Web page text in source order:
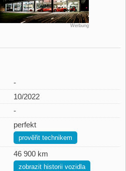
Werbung
-
10/2022
-
perfekt
prověřit technikem
46 900 km
zobrazit historii vozidla